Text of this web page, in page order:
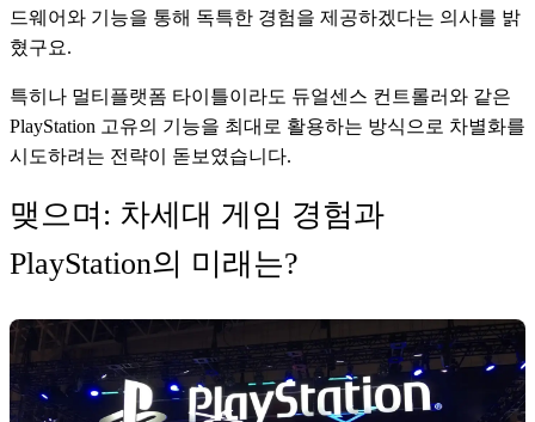
드웨어와 기능을 통해 독특한 경험을 제공하겠다는 의사를 밝
혔구요.
특히나 멀티플랫폼 타이틀이라도 듀얼센스 컨트롤러와 같은
PlayStation 고유의 기능을 최대로 활용하는 방식으로 차별화를
시도하려는 전략이 돋보였습니다.
맺으며: 차세대 게임 경험과
PlayStation의 미래는?